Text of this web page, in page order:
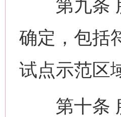
第九条 服
确定，包括
试点示范区
第十条 服